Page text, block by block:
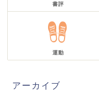
書評
運動
アーカイブ